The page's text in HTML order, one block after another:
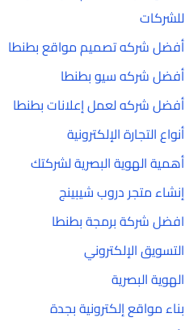
للشركات
أفضل شركه تصميم مواقع بطنطا
أفضل شركه سيو بطنطا
أفضل شركه لعمل إعلانات بطنطا
أنواع التجارة الإلكترونية
أهمية الهوية البصرية لشركتك
إنشاء متجر دروب شيبينج
افضل شركة برمجة بطنطا
التسويق الإلكتروني
الهوية البصرية
بناء مواقع إلكترونية بجدة